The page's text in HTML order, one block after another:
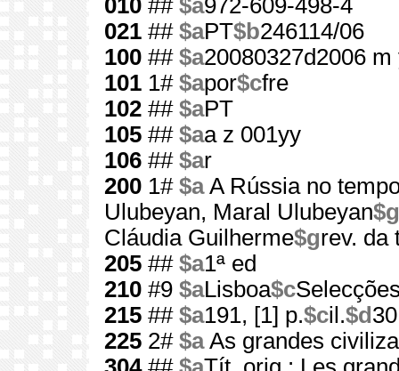
010 ## $a972-609-498-4
021 ## $aPT$b246114/06
100 ## $a20080327d2006
101 1# $apor$cfre
102 ## $aPT
105 ## $aa z 001yy
106 ## $ar
200 1# $aA Rússia no
Ulubeyan, Maral Ulubeyan$g
Cláudia Guilherme$grev. da
205 ## $a1ª ed
210 #9 $aLisboa$c
215 ## $a191, [1] p.$cil.$d
225 2# $aAs grandes